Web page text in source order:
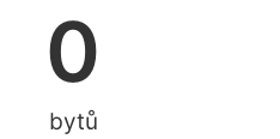
0
bytů